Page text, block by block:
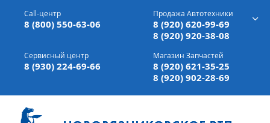
г. Вязники,ул. Механизаторов, д 90
Доставка а/м,по всей России
Call-центр
8 (800) 550-63-06
Продажа Автотехники
8 (920) 620-99-69
8 (920) 920-38-08
Сервисный центр
8 (930) 224-69-66
Магазин Запчастей
8 (920) 621-35-25
8 (920) 902-28-69